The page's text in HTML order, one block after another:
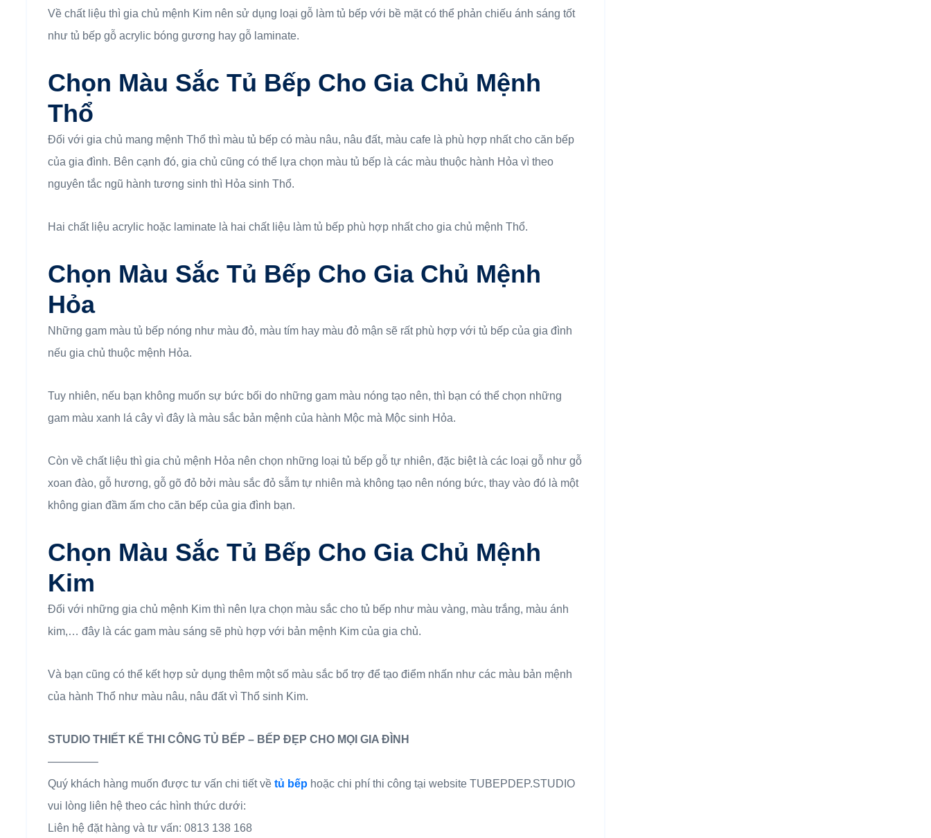
Về chất liệu thì gia chủ mệnh Kim nên sử dụng loại gỗ làm tủ bếp với bề mặt có thể phản chiếu ánh sáng tốt
như tủ bếp gỗ acrylic bóng gương hay gỗ laminate.
Chọn Màu Sắc Tủ Bếp Cho Gia Chủ Mệnh
Thổ
Đối với gia chủ mang mệnh Thổ thì màu tủ bếp có màu nâu, nâu đất, màu cafe là phù hợp nhất cho căn bếp
của gia đình. Bên cạnh đó, gia chủ cũng có thể lựa chọn màu tủ bếp là các màu thuộc hành Hỏa vì theo
nguyên tắc ngũ hành tương sinh thì Hỏa sinh Thổ.
Hai chất liệu acrylic hoặc laminate là hai chất liệu làm tủ bếp phù hợp nhất cho gia chủ mệnh Thổ.
Chọn Màu Sắc Tủ Bếp Cho Gia Chủ Mệnh
Hỏa
Những gam màu tủ bếp nóng như màu đỏ, màu tím hay màu đỏ mận sẽ rất phù hợp với tủ bếp của gia đình
nếu gia chủ thuộc mệnh Hỏa.
Tuy nhiên, nếu bạn không muốn sự bức bối do những gam màu nóng tạo nên, thì bạn có thể chọn những
gam màu xanh lá cây vì đây là màu sắc bản mệnh của hành Mộc mà Mộc sinh Hỏa.
Còn về chất liệu thì gia chủ mệnh Hỏa nên chọn những loại tủ bếp gỗ tự nhiên, đặc biệt là các loại gỗ như gỗ
xoan đào, gỗ hương, gỗ gõ đỏ bởi màu sắc đỏ sẫm tự nhiên mà không tạo nên nóng bức, thay vào đó là một
không gian đầm ấm cho căn bếp của gia đình bạn.
Chọn Màu Sắc Tủ Bếp Cho Gia Chủ Mệnh
Kim
Đối với những gia chủ mệnh Kim thì nên lựa chọn màu sắc cho tủ bếp như màu vàng, màu trắng, màu ánh
kim,… đây là các gam màu sáng sẽ phù hợp với bản mệnh Kim của gia chủ.
Và bạn cũng có thể kết hợp sử dụng thêm một số màu sắc bổ trợ để tạo điểm nhấn như các màu bản mệnh
của hành Thổ như màu nâu, nâu đất vì Thổ sinh Kim.
STUDIO THIẾT KẾ THI CÔNG TỦ BẾP – BẾP ĐẸP CHO MỌI GIA ĐÌNH
————–
Quý khách hàng muốn được tư vấn chi tiết về tủ bếp hoặc chi phí thi công tại website TUBEPDEP.STUDIO
vui lòng liên hệ theo các hình thức dưới:
Liên hệ đặt hàng và tư vấn: 0813 138 168